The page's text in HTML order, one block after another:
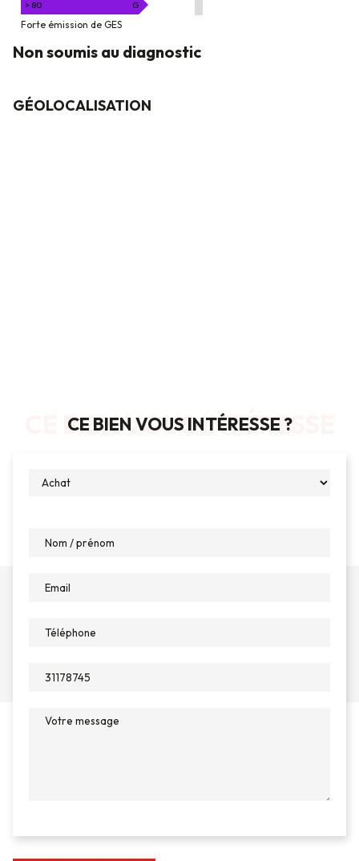
> 80
G
Forte émission de GES
Non soumis au diagnostic
GÉOLOCALISATION
CE BIEN VOUS INTÉRESSE ?
CE BIEN VOUS INTÉRESSE